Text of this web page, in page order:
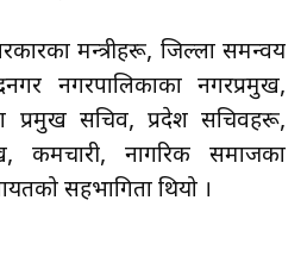
मन्त्रीहरू, जिल्ला समन्वय
नगरपालिकाका नगरप्रमुख,
प्रमुख सचिव, प्रदेश सचिवहरू,
कर्मचारी, नागरिक समाजका
सहभागिता थियो ।